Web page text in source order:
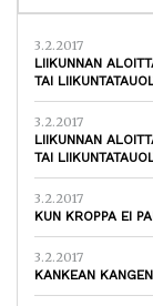
3.2.2017
LIIKUNNAN
TAI
3.2.2017
LIIKUNNAN
TAI
3.2.2017
KUN KROPPA EI
3.2.2017
KANKEAN